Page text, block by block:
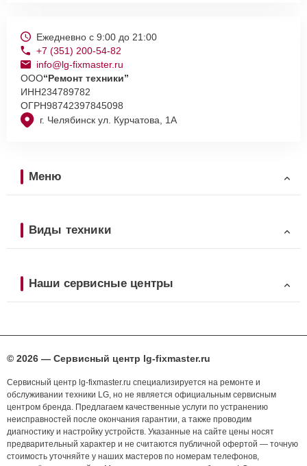
г. Челябинск ул. Курчатова, 1А
Ежедневно с 9:00 до 21:00
+7 (351) 200-54-82
info@lg-fixmaster.ru
ООО“Ремонт техники”
ИНН234789782
ОГРН98742397845098
Меню
Виды техники
Наши сервисные центры
© 2026 — Сервисный центр lg-fixmaster.ru
Сервисный центр lg-fixmaster.ru специализируется на ремонте и
обслуживании техники LG, но не является официальным сервисным
центром бренда. Предлагаем качественные услуги по устранению
неисправностей после окончания гарантии, а также проводим
диагностику и настройку устройств. Указанные на сайте цены носят
предварительный характер и не считаются публичной офертой — точную
стоимость уточняйте у наших мастеров по номерам телефонов,